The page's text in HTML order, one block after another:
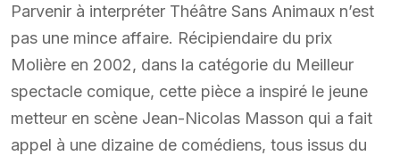
Parvenir à interpréter Théâtre Sans Animaux n’est
pas une mince affaire. Récipiendaire du prix
Molière en 2002, dans la catégorie du Meilleur
spectacle comique, cette pièce a inspiré le jeune
metteur en scène Jean-Nicolas Masson qui a fait
appel à une dizaine de comédiens, tous issus du